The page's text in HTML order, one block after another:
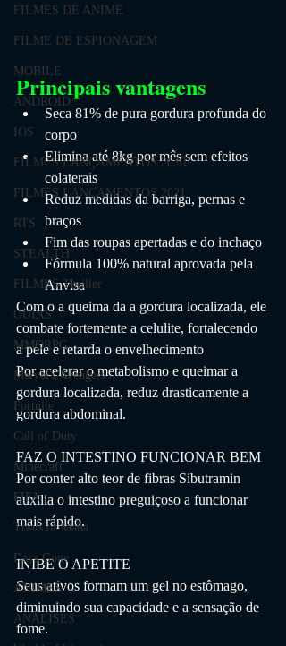
FILMES DE ANIME
FILME DE ESPIONAGEM
MOBILE
ANDROID
IOS
FILMES LANÇAMENTOS 2020
FILMES LANÇAMENTOS 2021
RTS
STEALTH
FILMES Thriller
GUIAS
MMORPG
Marvel's Avengers
Fortnite
Call of Duty
Minecraft
FIFA
Trials of Mana
Days Gone
ANIMES
ANÁLISES
Principais vantagens
Seca 81% de pura gordura profunda do
corpo
Elimina até 8kg por mês sem efeitos
colaterais
Reduz medidas da barriga, pernas e
braços
Fim das roupas apertadas e do inchaço
Fórmula 100% natural aprovada pela
Anvisa
Com o a queima da a gordura localizada, ele
combate fortemente a celulite, fortalecendo
a pele e retarda o envelhecimento
Por acelerar o metabolismo e queimar a
gordura localizada, reduz drasticamente a
gordura abdominal.
FAZ O INTESTINO FUNCIONAR BEM
Por conter alto teor de fibras Sibutramin
auxilia o intestino preguiçoso a funcionar
mais rápido.
INIBE O APETITE
Seus ativos formam um gel no estômago,
diminuindo sua capacidade e a sensação de
fome.